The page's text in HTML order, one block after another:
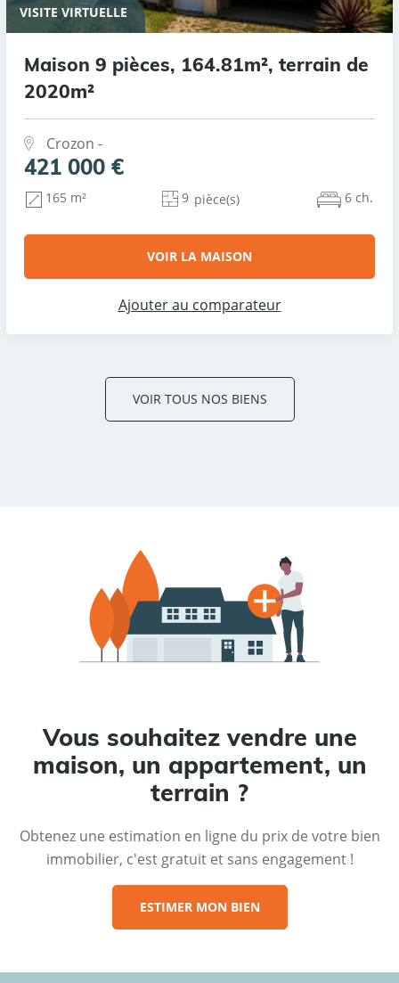
VISITE VIRTUELLE
Maison 9 pièces, 164.81m², terrain de
2020m²
Crozon -
421 000 €
165 m² 9 pièce(s) 6 ch.
VOIR LA MAISON
Ajouter au comparateur
VOIR TOUS NOS BIENS
Vous souhaitez vendre une
maison, un appartement, un
terrain ?
Obtenez une estimation en ligne du prix de votre bien
immobilier, c'est gratuit et sans engagement !
ESTIMER MON BIEN